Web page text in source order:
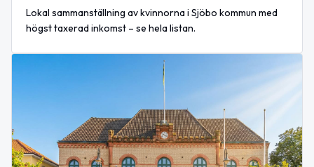
Lokal sammanställning av kvinnorna i Sjöbo kommun med
högst taxerad inkomst – se hela listan.